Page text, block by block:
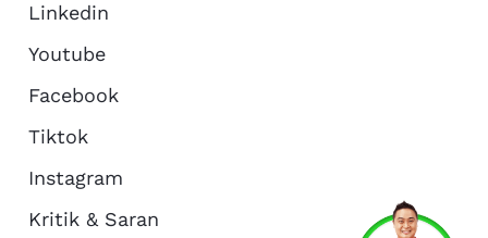
Linkedin
Youtube
Facebook
Tiktok
Instagram
Kritik & Saran